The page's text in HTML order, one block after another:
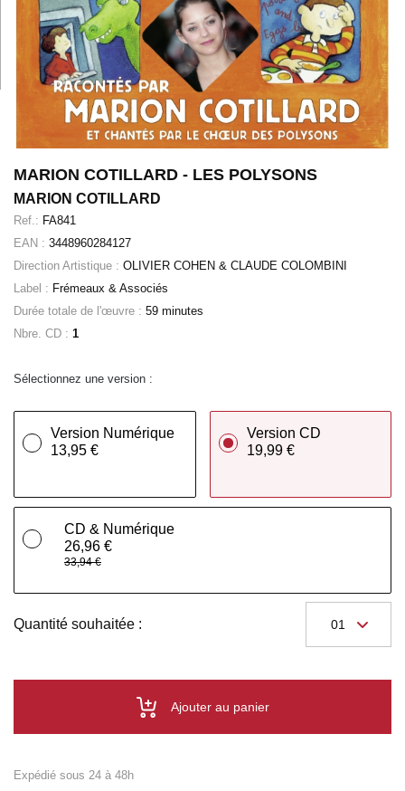
MARION COTILLARD - LES POLYSONS
MARION COTILLARD
Ref.: FA841
EAN : 3448960284127
Direction Artistique : OLIVIER COHEN & CLAUDE COLOMBINI
Label : Frémeaux & Associés
Durée totale de l'œuvre : 59 minutes
Nbre. CD : 1
Sélectionnez une version :
Version Numérique
13,95 €
Version CD
19,99 €
CD & Numérique
26,96 €
33,94 €
Quantité souhaitée :
Ajouter au panier
Expédié sous 24 à 48h